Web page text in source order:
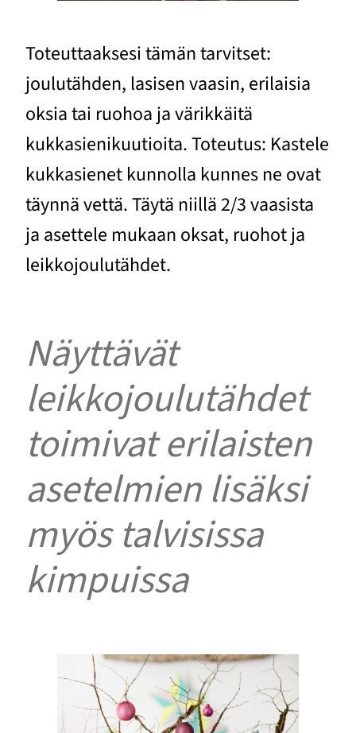
Toteuttaaksesi tämän tarvitset:
joulutähden, lasisen vaasin, erilaisia
oksia tai ruohoa ja värikkäitä
kukkasienikuutioita. Toteutus: Kastele
kukkasienet kunnolla kunnes ne ovat
täynnä vettä. Täytä niillä 2/3 vaasista
ja asettele mukaan oksat, ruohot ja
leikkojoulutähdet.
Näyttävät
leikkojoulutähdet
toimivat erilaisten
asetelmien lisäksi
myös talvisissa
kimpuissa